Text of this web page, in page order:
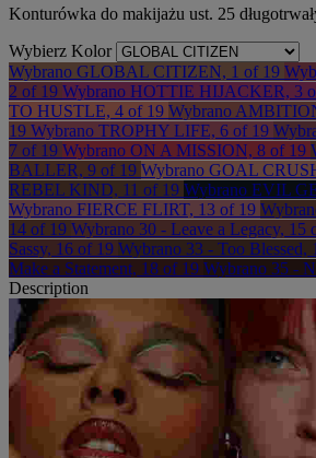
Konturówka do makijażu ust. 25
Wybierz Kolor
Wybrano GLOBAL CITIZEN, 1 of 19
2 of 19 Wybrano HOTTIE HIJACKER, 3
TO HUSTLE, 4 of 19 Wybrano
19 Wybrano TROPHY LIFE, 6 of 19
7 of 19 Wybrano ON A MISSION, 8 of 19
BALLER, 9 of 19 Wybrano GOAL
REBEL KIND, 11 of 19 Wybrano EVIL
Wybrano FIERCE FLIRT, 13 of 19
14 of 19 Wybrano 30 - Leave a Legacy, 15
Sassy, 16 of 19 Wybrano 33 - Too Blessed,
Make a Statement, 18 of 19 Wybrano 35 -
Description